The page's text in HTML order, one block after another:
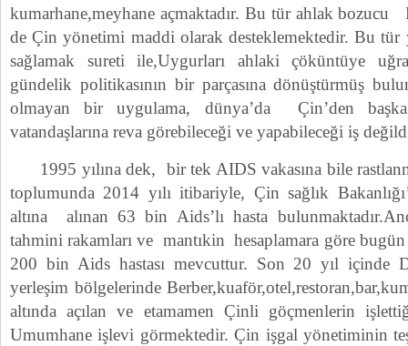
kumarhane,meyhane açmaktadır. Bu tür ahlak bozucu
de Çin yönetimi maddi olarak desteklemektedir. Bu tür
sağlamak sureti ile,Uygurları ahlaki çöküntüye
gündelik politikasının bir parçasına dönüştürmüş
olmayan bir uygulama, dünya’da Çin’den
vatandaşlarına reva görebileceği ve yapabileceği iş
1995 yılına dek, bir tek AIDS vakasına bile
toplumunda 2014 yılı itibariyle, Çin sağlık
altına alınan 63 bin Aids’lı hasta
tahmini rakamları ve mantıkin hesaplamara göre
200 bin Aids hastası mevcuttur. Son 20 yıl içinde
yerleşim bölgelerinde
altında açılan ve etamamen Çinli göçmenlerin
Umumhane işlevi görmektedir. Çin işgal yönetiminin